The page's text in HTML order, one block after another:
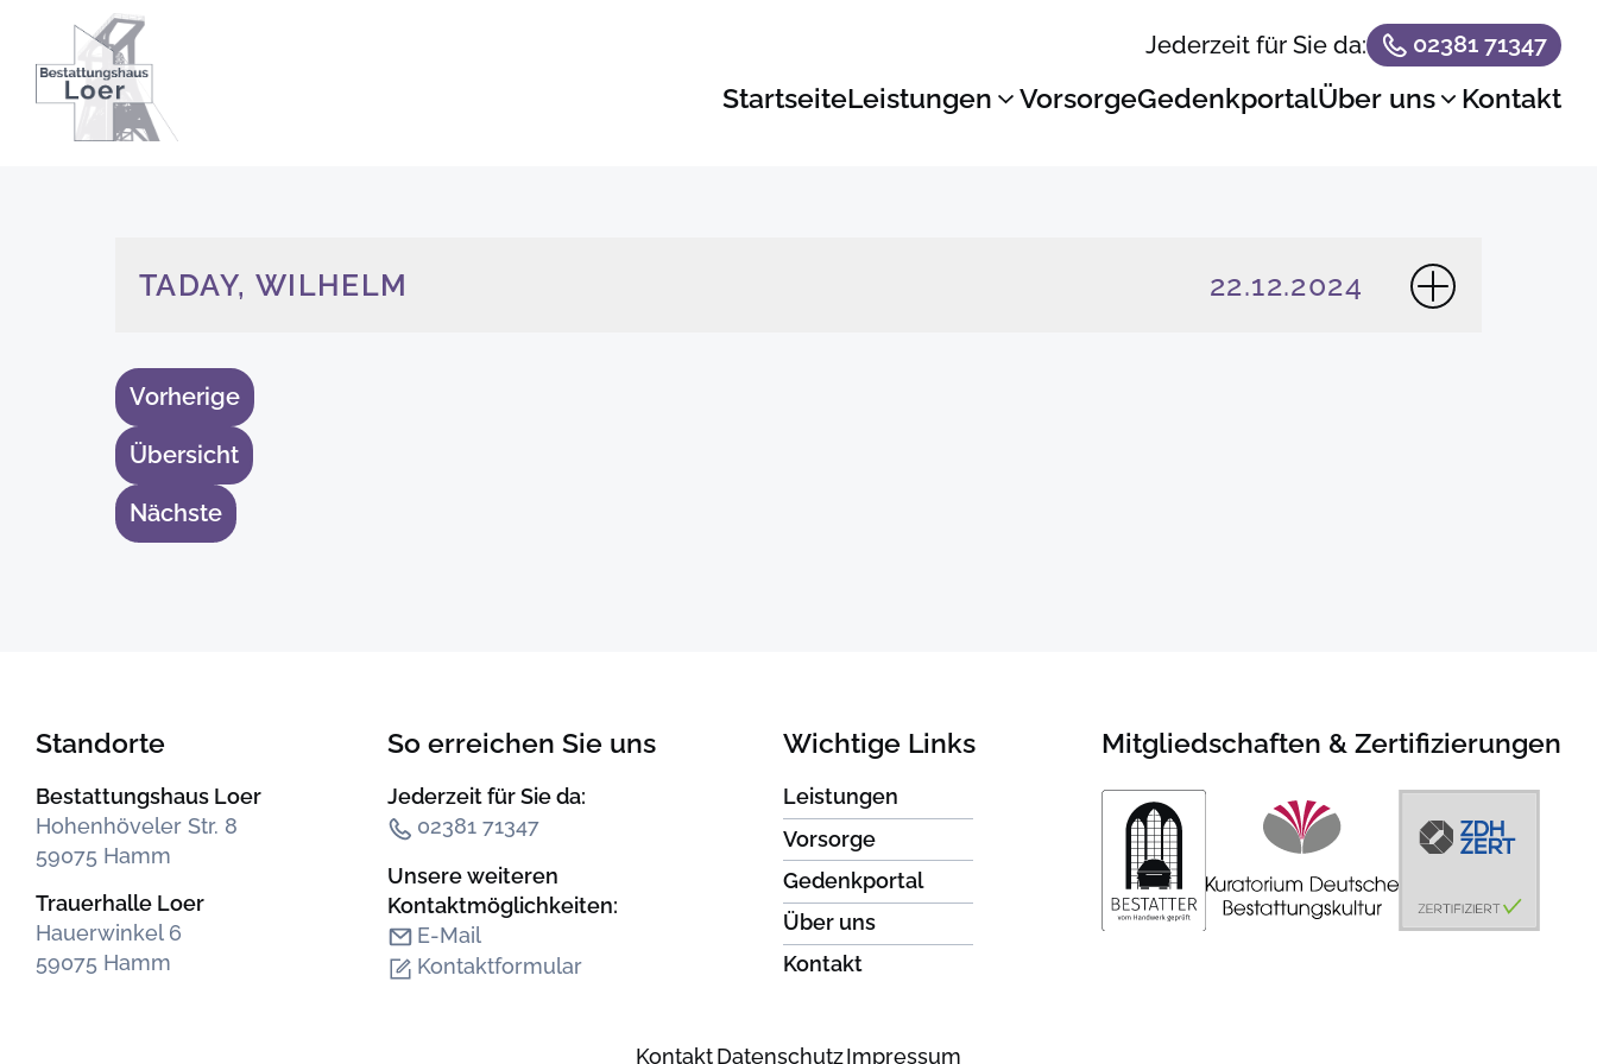
Jederzeit für Sie da: 02381 71347
StartseiteLeistungen VorsorgeGedenkportalÜber uns Kontakt
TADAY, WILHELM 22.12.2024
Vorherige
Übersicht
Nächste
Standorte
Bestattungshaus Loer
Hohenhöveler Str. 8
59075 Hamm
Trauerhalle Loer
Hauerwinkel 6
59075 Hamm
So erreichen Sie uns
Jederzeit für Sie da:
02381 71347
Unsere weiteren
Kontakt­möglichkeiten:
E-Mail
Kontaktformular
Wichtige Links
Leistungen
Vorsorge
Gedenkportal
Über uns
Kontakt
Mitgliedschaften & Zertifizierungen
Kontakt DatenschutzImpressum